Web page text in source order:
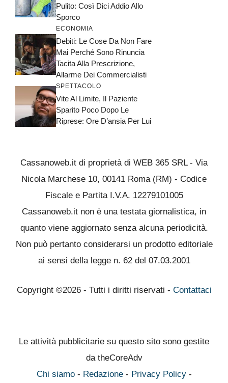
Pulito: Così Dici Addio Allo
Sporco
ECONOMIA
Debiti: Le Cose Da Non Fare
Mai Perché Sono Rinuncia
Tacita Alla Prescrizione,
Allarme Dei Commercialisti
SPETTACOLO
Vite Al Limite, Il Paziente
Sparito Poco Dopo Le
Riprese: Ore D’ansia Per Lui
Cassanoweb.it di proprietà di WEB 365 SRL - Via
Nicola Marchese 10, 00141 Roma (RM) - Codice
Fiscale e Partita I.V.A. 12279101005
Cassanoweb.it non è una testata giornalistica, in
quanto viene aggiornato senza alcuna periodicità.
Non può pertanto considerarsi un prodotto editoriale
ai sensi della legge n. 62 del 07.03.2001
Copyright ©2026 - Tutti i diritti riservati - Contattaci
Le attività pubblicitarie su questo sito sono gestite
da theCoreAdv
Chi siamo- Redazione- Privacy Policy-